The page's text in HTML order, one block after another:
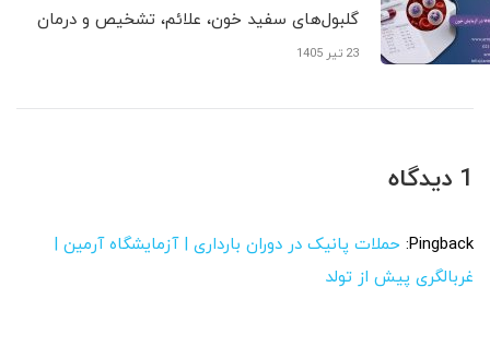
گلبول‌های سفید خون، علائم، تشخیص و درمان
23 تیر 1405
1 دیدگاه
Pingback: حملات پانیک در دوران بارداری | آزمایشگاه آرمین |
غربالگری پیش از تولد